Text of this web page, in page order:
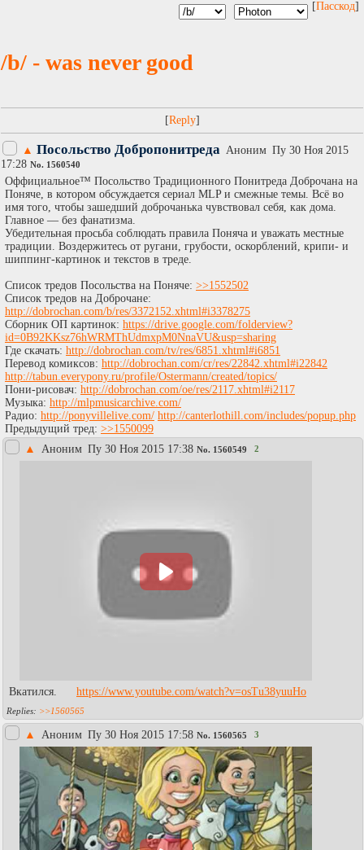
[Пасскод]
/b/ - was never good
[ ]
▲ Посольство Добропонитреда Аноним Пy 30 Ноя 2015
17:28 No. 1560540
Оффициальное™ Посольство Традиционного Понитреда Доброчана на
Поняче, в котором обсуждается сериал MLP и смежные темы. Всё во
имя того, чтобы зашедший доброчанька чувствовал себя, как дома.
Главное — без фанатизма.
Убедительная просьба соблюдать правила Поняча и уважать местные
традиции. Воздержитесь от ругани, грубости, оскорблений, крипи- и
шиппинг-картинок и текстов в треде.
Список тредов Посольства на Поняче: >>1552502
Список тредов на Доброчане:
http://dobrochan.com/b/res/3372152.xhtml#i3378275
Сборник ОП картинок: https://drive.google.com/folderview?
id=0B92KKsz76hWRMThUdmxpM0NnaVU&usp=sharing
Где скачать: http://dobrochan.com/tv/res/6851.xhtml#i6851
Перевод комиксов: http://dobrochan.com/cr/res/22842.xhtml#i22842
http://tabun.everypony.ru/profile/Ostermann/created/topics/
Пони-рисовач: http://dobrochan.com/oe/res/2117.xhtml#i2117
Музыка: http://mlpmusicarchive.com/
Радио: http://ponyvillelive.com/ http://canterlothill.com/includes/popup.php
Предыдущий тред: >>1550099
▲
Аноним Пy 30 Ноя 2015 17:38 No. 1560549 2
Вкатился. https://www.youtube.com/watch?v=osTu38yuuHo
>>1560565
▲ Аноним Пy 30 Ноя 2015 17:58 No. 1560565 3